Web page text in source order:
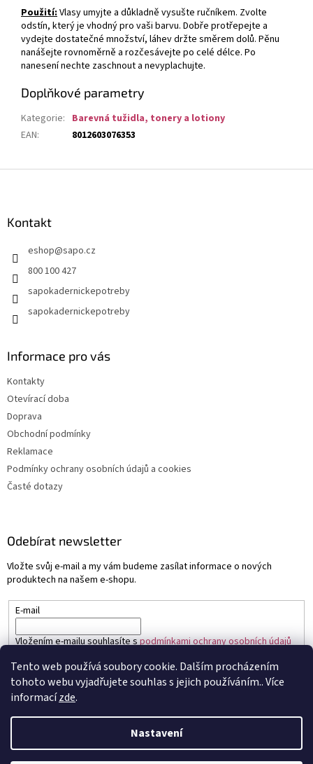
Tento web používá soubory cookie. Dalším procházením
tohoto webu vyjadřujete souhlas s jejich používáním.. Více
informacízde.
Nastavení
Použití:Vlasy umyjte a důkladně vysušte ručníkem. Zvolte
odstín, který je vhodný pro vaši barvu. Dobře protřepejte a
vydejte dostatečné množství, láhev držte směrem dolů. Pěnu
nanášejte rovnoměrně a rozčesávejte po celé délce. Po
nanesení nechte zaschnout a nevyplachujte.
Doplňkové parametry
Kategorie: Barevná tužidla, tonery a lotiony
EAN: 8012603076353
Kontakt
eshop@sapo.cz
800 100 427
sapokadernickepotreby
sapokadernickepotreby
Informace pro vás
Kontakty
Otevírací doba
Doprava
Obchodní podmínky
Reklamace
Podmínky ochrany osobních údajů a cookies
Časté dotazy
Odebírat newsletter
Vložte svůj e-mail a my vám budeme zasílat informace o nových
produktech na našem e-shopu.
E-mail
Vložením e-mailu souhlasíte spodmínkami ochrany osobních údajů
PŘIHLÁSIT SE
Vytvořil Shoptet